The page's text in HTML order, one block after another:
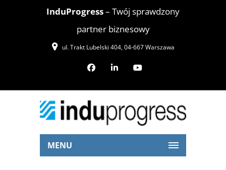
InduProgress– Twój sprawdzony
partner biznesowy
ul. Trakt Lubelski 404, 04-667 Warszawa
MENU